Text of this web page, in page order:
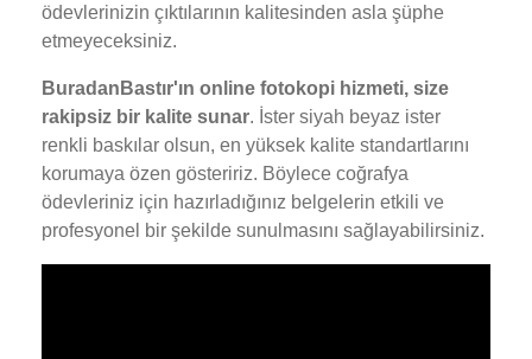
ödevlerinizin çıktılarının kalitesinden asla şüphe
etmeyeceksiniz.
BuradanBastır'ın online fotokopi hizmeti, size
rakipsiz bir kalite sunar. İster siyah beyaz ister
renkli baskılar olsun, en yüksek kalite standartlarını
korumaya özen gösteririz. Böylece coğrafya
ödevleriniz için hazırladığınız belgelerin etkili ve
profesyonel bir şekilde sunulmasını sağlayabilirsiniz.